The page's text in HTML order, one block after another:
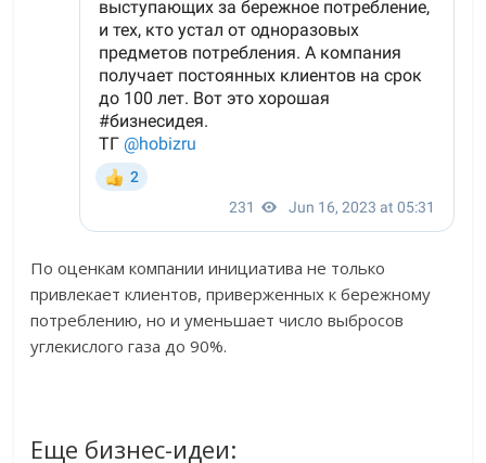
По оценкам компании инициатива не только
привлекает клиентов, приверженных к бережному
потреблению, но и уменьшает число выбросов
углекислого газа до 90%.
Еще бизнес-идеи: